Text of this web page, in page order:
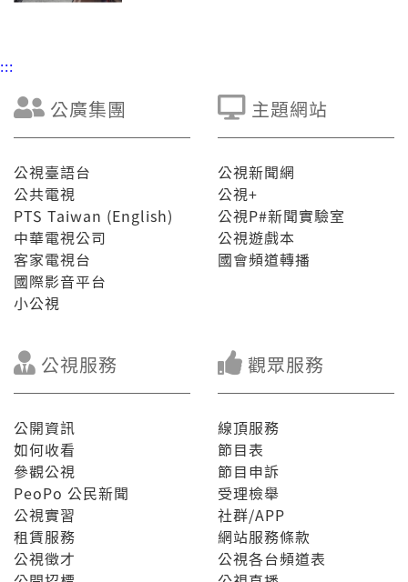
:::
公廣集團
公視臺語台
公共電視
PTS Taiwan (English)
中華電視公司
客家電視台
國際影音平台
小公視
主題網站
公視新聞網
公視+
公視P#新聞實驗室
公視遊戲本
國會頻道轉播
公視服務
公開資訊
如何收看
參觀公視
PeoPo 公民新聞
公視實習
租賃服務
公視徵才
觀眾服務
線頂服務
節目表
節目申訴
受理檢舉
社群/APP
網站服務條款
公視各台頻道表